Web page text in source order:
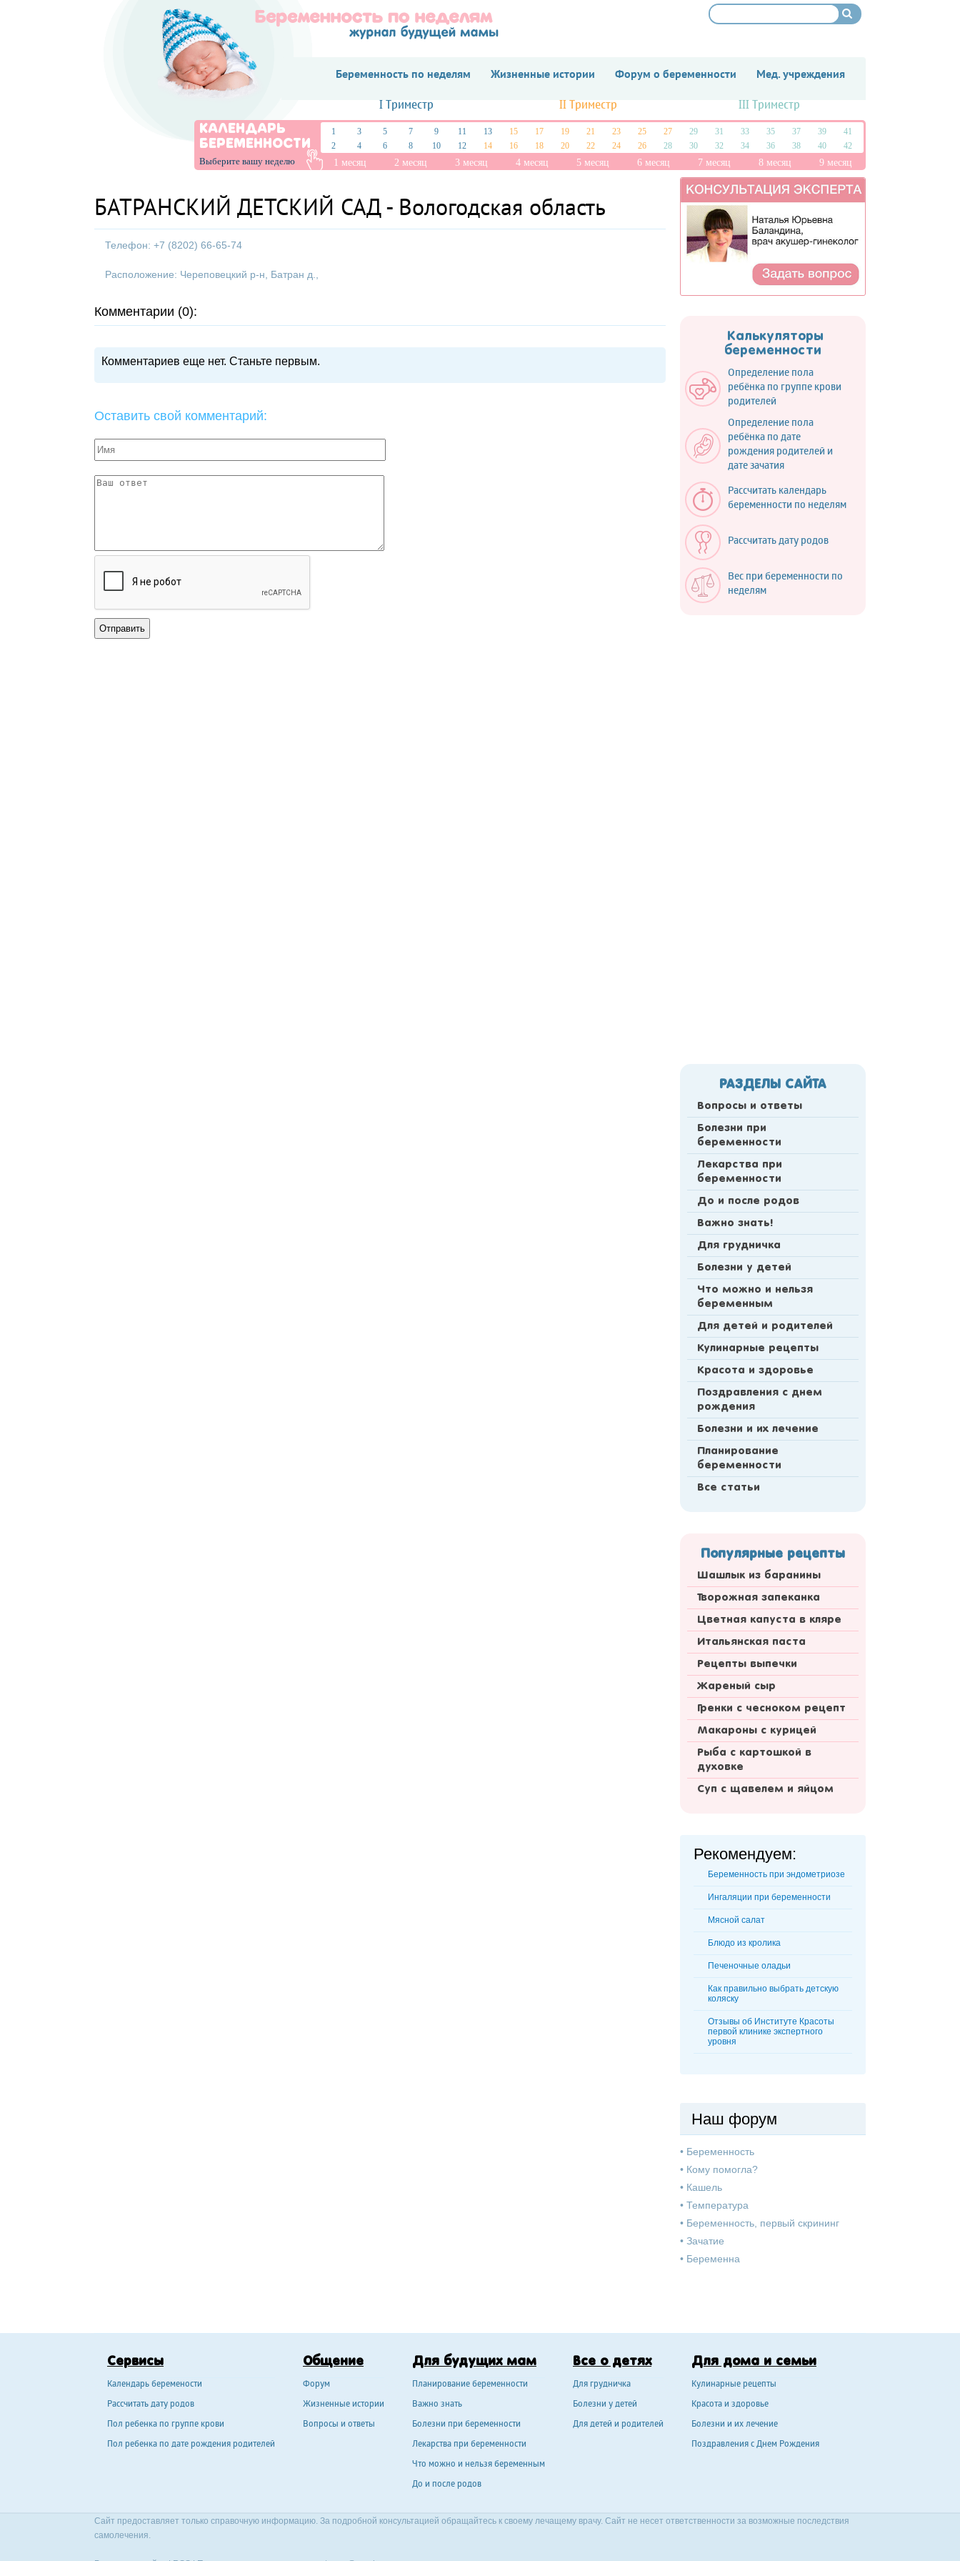
Беременность по неделям Жизненные истории Форум о беременности Мед. учреждения
I Триместр II Триместр III Триместр
КАЛЕНДАРЬ
БЕРЕМЕННОСТИ
Выберите вашу неделю
1 3 5 7 9 11 13 15 17 19 21 23 25 27 29 31 33 35 37 39
41
2
4 6 8 10 12 14 16 18 20 22 24 26 28 30 32 34 36 38 40 42
1 месяц 2 месяц 3 месяц 4 месяц 5 месяц 6 месяц 7 месяц 8 месяц 9 месяц
БАТРАНСКИЙ ДЕТСКИЙ САД - Вологодская область
Телефон: +7 (8202) 66-65-74
Расположение: Череповецкий р-н, Батран д.,
Комментарии (0):
Комментариев еще нет. Станьте первым.
Оставить свой комментарий:
Калькуляторы
беременности
Определение пола
ребёнка по группе крови
родителей
Определение пола
ребёнка по дате
рождения родителей и
дате зачатия
Рассчитать календарь
беременности по неделям
Рассчитать дату родов
Вес при беременности по
неделям
РАЗДЕЛЫ САЙТА
Вопросы и ответы
Болезни при
беременности
Лекарства при
беременности
До и после родов
Важно знать!
Для грудничка
Болезни у детей
Что можно и нельзя
беременным
Для детей и родителей
Кулинарные рецепты
Красота и здоровье
Поздравления с днем
рождения
Болезни и их лечение
Планирование
беременности
Все статьи
Популярные рецепты
Шашлык из баранины
Творожная запеканка
Цветная капуста в кляре
Итальянская паста
Рецепты выпечки
Жареный сыр
Гренки с чесноком рецепт
Макароны с курицей
Рыба с картошкой в
духовке
Суп с щавелем и яйцом
Рекомендуем:
Беременность при эндометриозе
Ингаляции при беременности
Мясной салат
Блюдо из кролика
Печеночные оладьи
Как правильно выбрать детскую
коляску
Отзывы об Институте Красоты
первой клинике экспертного
уровня
Наш форум
• Беременность
• Кому помогла?
• Кашель
• Температура
• Беременность, первый скрининг
• Зачатие
• Беременна
Сервисы
Календарь беремености
Рассчитать дату родов
Пол ребенка по группе крови
Пол ребенка по дате рождения родителей
Общение
Форум
Жизненные истории
Вопросы и ответы
Для будущих мам
Планирование беременности
Важно знать
Болезни при беременности
Лекарства при беременности
Что можно и нельзя беременным
До и после родов
Все о детях
Для грудничка
Болезни у детей
Для детей и родителей
Для дома и семьи
Кулинарные рецепты
Красота и здоровье
Болезни и их лечение
Поздравления с Днем Рождения
Сайт предоставляет только справочную информацию. За подробной консультацией обращайтесь к своему лечащему врачу. Сайт не несет ответственности за возможные последствия
самолечения.